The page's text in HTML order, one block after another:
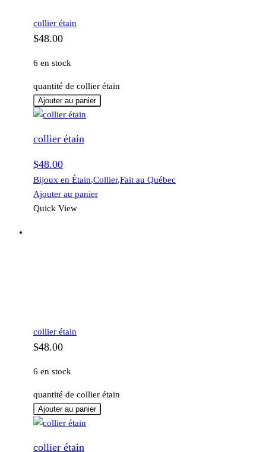
collier étain
$48.00
6 en stock
quantité de collier étain
Ajouter au panier
collier étain
$48.00
Bijoux en Étain,Collier,Fait au Québec
Ajouter au panier
Quick View
collier étain
$48.00
6 en stock
quantité de collier étain
Ajouter au panier
collier étain